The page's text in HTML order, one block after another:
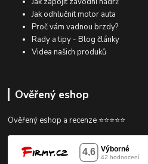
Jak odhlučnit motor auta
Proč vám vadnou brzdy?
Rady a tipy - Blog články
Videa našich produků
Ověřený eshop
Ověřený eshop a recenze ⭐⭐⭐⭐⭐